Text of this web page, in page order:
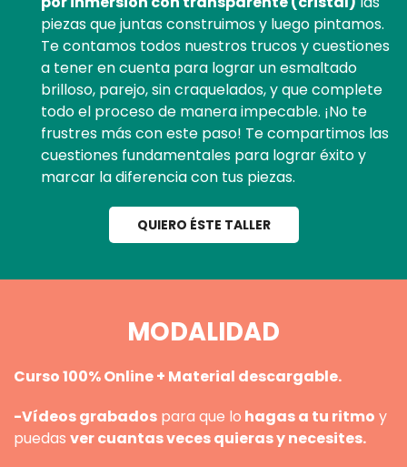
piezas que juntas construimos y luego pintamos.
Te contamos todos nuestros trucos y cuestiones
a tener en cuenta para lograr un esmaltado
brilloso, parejo, sin craquelados, y que complete
todo el proceso de manera impecable. ¡No te
frustres más con este paso! Te compartimos las
cuestiones fundamentales para lograr éxito y
marcar la diferencia con tus piezas.
QUIERO ÉSTE TALLER
MODALIDAD
Curso 100% Online + Material descargable.
-Vídeos grabados para que lo hagas a tu ritmo y
puedas ver cuantas veces quieras y necesites.